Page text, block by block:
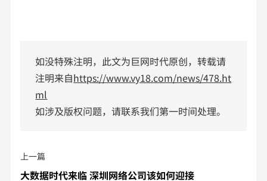
如没特殊注明，此文为巨网时代原创，转载请
注明来自https://www.vy18.com/news/478.ht
ml
如涉及版权问题，请联系我们第一时间处理。
上一篇
大数据时代来临 深圳网络公司该如何迎接